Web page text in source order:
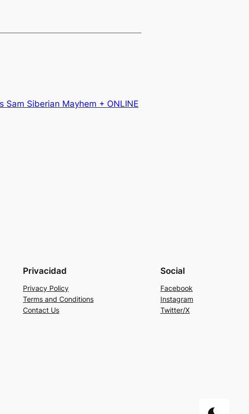
Sam Siberian Mayhem + ONLINE
Privacidad
Privacy Policy
Terms and Conditions
Contact Us
Social
Facebook
Instagram
Twitter/X